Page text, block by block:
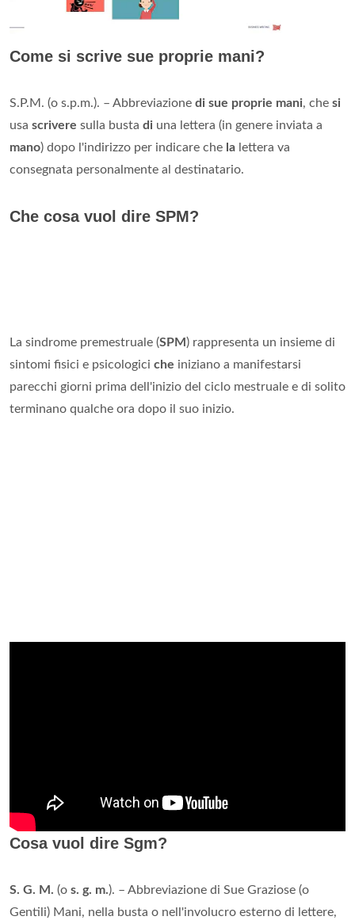
Come si scrive sue proprie mani?
S.P.M. (o s.p.m.). – Abbreviazione di sue proprie mani, che si
usa scrivere sulla busta di una lettera (in genere inviata a
mano) dopo l'indirizzo per indicare che la lettera va
consegnata personalmente al destinatario.
Che cosa vuol dire SPM?
La sindrome premestruale (SPM ) rappresenta un insieme di
sintomi fisici e psicologici che iniziano a manifestarsi
parecchi giorni prima dell'inizio del ciclo mestruale e di solito
terminano qualche ora dopo il suo inizio.
Cosa vuol dire Sgm?
S. G. M. (o s. g. m.). – Abbreviazione di Sue Graziose (o
Gentili) Mani, nella busta o nell'involucro esterno di lettere,